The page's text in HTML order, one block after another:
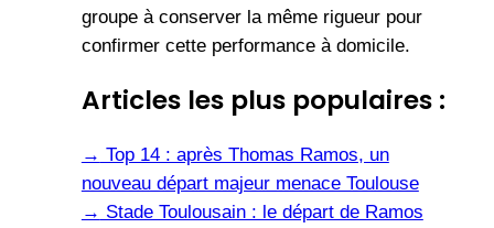
groupe à conserver la même rigueur pour
confirmer cette performance à domicile.
Articles les plus populaires :
→ Top 14 : après Thomas Ramos, un
nouveau départ majeur menace Toulouse
→ Stade Toulousain : le départ de Ramos